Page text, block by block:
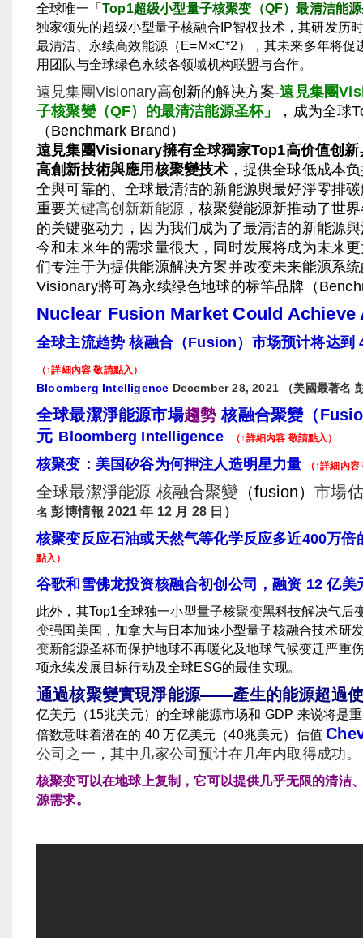
全球唯一「 Top1超级小型量子核聚变 （QF）最清洁能
独家领先的超级小型量子核融合IP智权技术，其研发历
最清洁、永续高效能源（E=M×C*2），其未来多年将促
用团队与全球绿色永续各领域机构联盟与合作。
遠見集團Visionary高创新的解决方案-遠見集團
子核聚變（QF）的最清洁能源圣杯」
，成为全球
（Benchmark Brand）
遠見集團Visionary擁有全球獨家Top1高价值创
高創新技術與應用核聚變技术 ，提供全球低成本
全與可靠的、全球最清洁的新能源與最好淨零排碳
重要关键高创新新能源 ，核聚變能源新推动了世
的关键驱动力，因为我们成为了最清洁的新能源
今和未来年的需求量很大，同时发展将成为未来
们专注于为提供能源解决方案并改变未来能源系
Visionary將可為永续绿色地球的标竿品牌（
Nuclear Fusion Market Could
全球主流趋势 核融合（fusion）市场预计将达到
（↑詳細內容 敬請點入）
Bloomberg Intelligence December 28, 2021 （美國最著名
全球最潔淨能源市場趨勢核融合聚變（
元 Bloomberg Intelligence （↑詳細內容 敬請點入）
核聚变：美国矽谷为何押注人造明星力量 （↑詳細內
全球最潔淨能源 核融合聚變 （fusion）市場
名彭博情報 2021 年 12 月 28 日）
核聚变反应石油或天然气等化学反应多近400万倍
點入）
谷歌和雪佛龙投资核融合初创公司，融资 12 亿美
此外，其Top1全球独一小型量子核聚变黑科技解决气后
变强国美国，加拿大与日本加速小型量子核融合技术研
变新能源圣杯而保护地球不再暖化及地球气候变迁严重
项永续发展目标行动及全球ESG的最佳实现。
通過核聚變實現淨能源——產生的能源超過
亿美元（15兆美元）的全球能源市场和 GDP 来说将是
倍数意味着潜在的 40 万亿美元（40兆美元）估值
公司之一，其中几家公司预计在几年内取得成功。
核聚变可以在地球上复制，它可以提供几乎无限的清洁
源需求。